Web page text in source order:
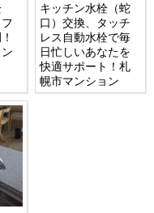
キッチン水栓（蛇
口）交換、タッチ
レス自動水栓で毎
日忙しいあなたを
快適サポート！札
幌市マンション